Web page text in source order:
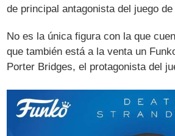
de principal antagonista del juego
No es la única figura con la que
que también está a la venta un
Porter Bridges, el protagonista del